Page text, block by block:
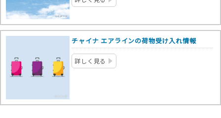
チャイナ エアラインの荷物受け入れ情報
詳しく見る